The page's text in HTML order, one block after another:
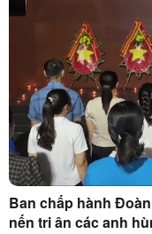
Ban chấp hành
nến tri ân các anh